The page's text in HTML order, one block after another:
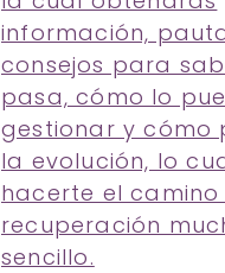
información,
consejos para
pasa, cómo lo
gestionar y cómo
la evolución, lo
hacerte el
recuperación
sencillo.